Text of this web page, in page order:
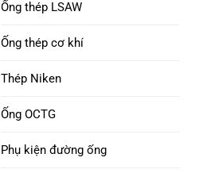
Ống vỏ C90
ỐNG VỎ M65
Khớp nối vỏ ống
con
Ống thép LSAW
Ống thép cơ khí
Thép Niken
Ống OCTG
Phụ kiện đường ống